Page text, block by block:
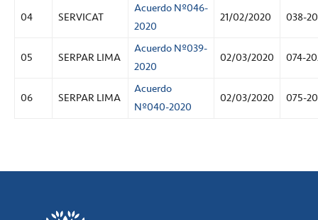
04 SERVICAT
Acuerdo Nº046-
2020
21/02/2020 038-
05 SERPAR LIMA
Acuerdo Nº039-
2020
02/03/2020 074-
06 SERPAR LIMA
Acuerdo
Nº040-2020
02/03/2020 075-